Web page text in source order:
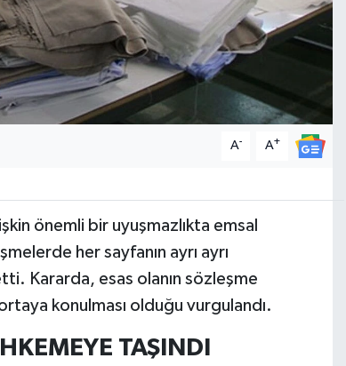
A- A+
önemli bir uyuşmazlıkta emsal
her sayfanın ayrı ayrı
Kararda, esas olanın sözleşme
konulması olduğu vurgulandı.
TAŞINDI